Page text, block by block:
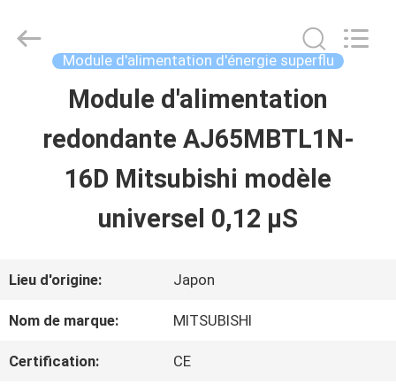
APERÇU
PRODUITS
PROPOS
Wisdomlong
Module d'alimentation d'énergie superflu
Module d'alimentation
redondante AJ65MBTL1N-
16D Mitsubishi modèle
universel 0,12 μS
Lieu d'origine: Japon
Nom de marque: MITSUBISHI
Certification: CE